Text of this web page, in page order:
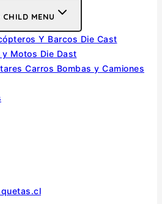
CHILD MENU
Y Barcos Die Cast
Motos Die Dast
Carros Bombas y Camiones